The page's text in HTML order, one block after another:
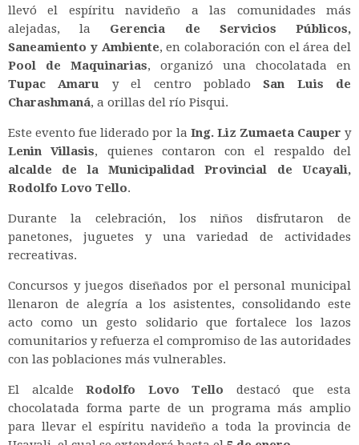
llevó el espíritu navideño a las comunidades más
alejadas, la Gerencia de Servicios Públicos,
Saneamiento y Ambiente, en colaboración con el área del
Pool de Maquinarias, organizó una chocolatada en
Tupac Amaru y el centro pobladoSan Luis de
Charashmaná, a orillas del río Pisqui.
Este evento fue liderado por la Ing. Liz Zumaeta Cauper y
Lenin Villasis, quienes contaron con el respaldo del
alcalde de la Municipalidad Provincial de Ucayali,
Rodolfo Lovo Tello.
Durante la celebración, los niños disfrutaron de
panetones, juguetes y una variedad de actividades
recreativas.
Concursos y juegos diseñados por el personal municipal
llenaron de alegría a los asistentes, consolidando este
acto como un gesto solidario que fortalece los lazos
comunitarios y refuerza el compromiso de las autoridades
con las poblaciones más vulnerables.
El alcaldeRodolfo Lovo Tello destacó que esta
chocolatada forma parte de un programa más amplio
para llevar el espíritu navideño a toda la provincia de